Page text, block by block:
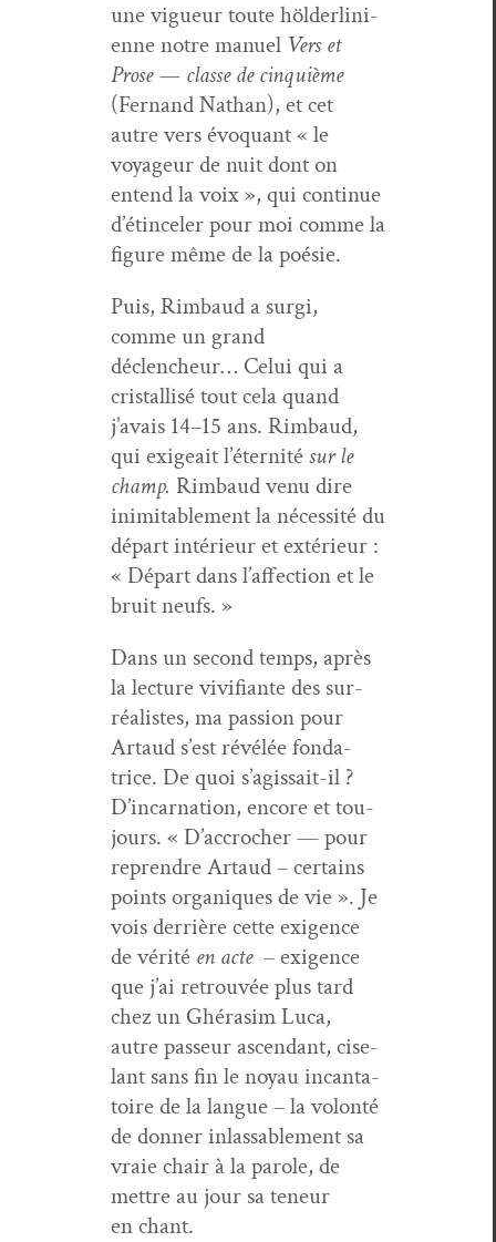
une vigueur toute hölder­lin­i­
enne notre manuel Vers et
Prose — classe de cinquième
(Fer­nand Nathan), et cet
autre vers évo­quant « le
voyageur de nuit dont on
entend la voix », qui con­tin­ue
d’étinceler pour moi comme la
fig­ure même de la poésie.
Puis, Rim­baud a sur­gi,
comme un grand
déclencheur… Celui qui a
cristallisé tout cela quand
j’avais 14–15 ans. Rim­baud,
qui exigeait l’éternitésur le
champ. Rim­baud venu dire
inim­itable­ment la néces­sité du
départ intérieur et extérieur :
« Départ dans l’affection et le
bruit neufs. »
Dans un sec­ond temps, après
la lec­ture viv­i­fi­ante des sur­
réal­istes, ma pas­sion pour
Artaud s’est révélée fon­da­
trice. De quoi s’agissait-il ?
D’incarnation, encore et tou­
jours. « D’accrocher — pour
repren­dre Artaud – cer­tains
points organiques de vie ». Je
vois der­rière cette exi­gence
de vérité en acte – exi­gence
que j’ai retrou­vée plus tard
chez un Ghérasim Luca,
autre passeur ascen­dant, cise­
lant sans fin le noy­au incan­ta­
toire de la langue – la volon­té
de don­ner inlass­able­ment sa
vraie chair à la parole, de
met­tre au jour sa teneur
en chant.